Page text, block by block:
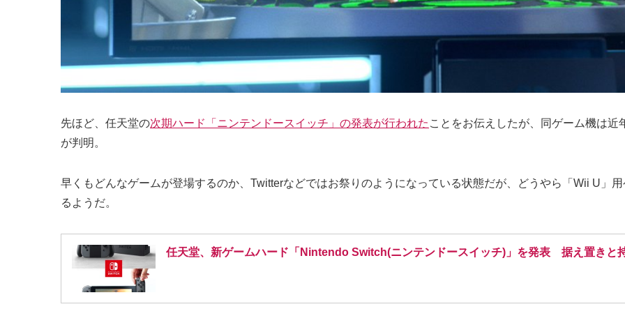
先ほど、任天堂の次期ハード「ニンテンドースイッチ」の発表が行われた ことをお伝えしたが、同ゲーム機は
が判明。
早くもどんなゲームが登場するのか、Twitterなどではお祭りのようになっている状態だが、どうやら「Wii U」
るようだ。
任天堂、新ゲームハード「Nintendo Switch(ニンテンドースイッチ)」を発表 据え置きと